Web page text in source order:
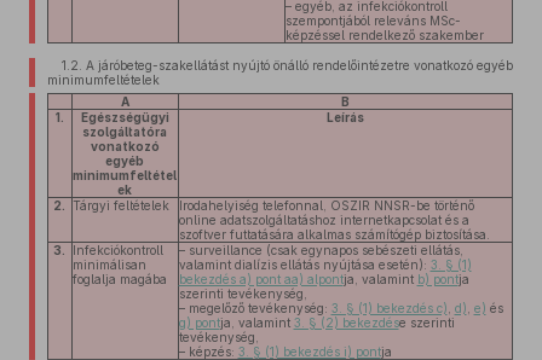
– egyéb, az infekciókontroll
szempontjából releváns MSc-
képzéssel rendelkező szakember
1.2. A járóbeteg-szakellátást nyújtó önálló rendelőintézetre vonatkozó egyéb
minimumfeltételek
A
B
1.
Egészségügyi
szolgáltatóra
vonatkozó
egyéb
minimumfeltétel
ek
Leírás
2. Tárgyi feltételek
Irodahelyiség telefonnal, OSZIR NNSR-be történő
online adatszolgáltatáshoz internetkapcsolat és a
szoftver futtatására alkalmas számítógép biztosítása.
3.
Infekciókontroll
minimálisan
foglalja magába
– surveillance (csak egynapos sebészeti ellátás,
valamint dialízis ellátás nyújtása esetén): 3. § (1)
bekezdés a) pont aa) alpontja, valamint b) pontja
szerinti tevékenység,
– megelőző tevékenység: 3. § (1) bekezdés c) d) e) és
g) pontja, valamint 3. § (2) bekezdése szerinti
tevékenység,
– képzés: 3. § (1) bekezdés i) pontja